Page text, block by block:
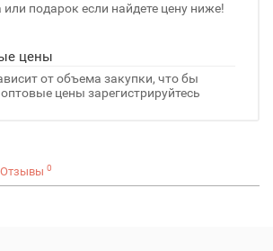
подарок если найдете цену ниже!
цены
от объема закупки, что бы
цены зарегистрируйтесь
Отзывы 0